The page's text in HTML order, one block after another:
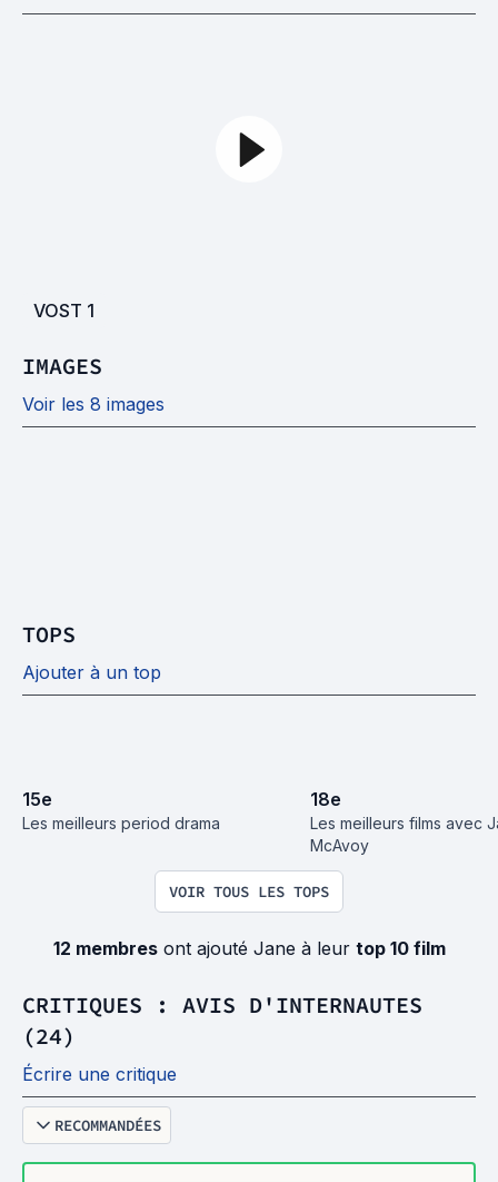
VOST 1
IMAGES
Voir les 8 images
TOPS
Ajouter à un top
15e
Les meilleurs period drama
18e
Les meilleurs films avec
McAvoy
VOIR TOUS LES TOPS
12 membresont ajouté Jane à leur top 10 film
CRITIQUES : AVIS D'INTERNAUTES
(24)
Écrire une critique
RECOMMANDÉES